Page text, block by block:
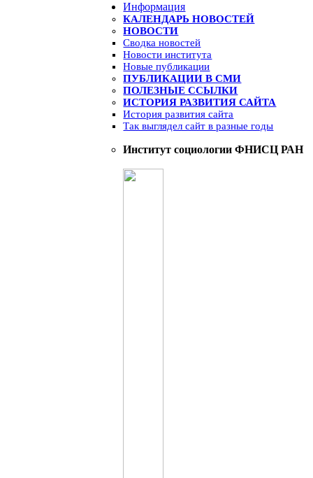
Информация
КАЛЕНДАРЬ НОВОСТЕЙ
НОВОСТИ
Сводка новостей
Новости института
Новые публикации
ПУБЛИКАЦИИ В СМИ
ПОЛЕЗНЫЕ ССЫЛКИ
ИСТОРИЯ РАЗВИТИЯ САЙТА
История развития сайта
Так выглядел сайт в разные годы
Институт социологии ФНИСЦ РАН